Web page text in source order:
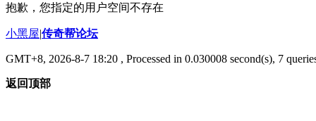
抱歉，您指定的用户空间不存在
小黑屋|传奇帮论坛
GMT+8, 2026-8-7 18:20 , Processed in 0.030008 second(s), 7
返回顶部